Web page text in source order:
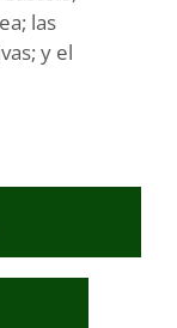
las
y el